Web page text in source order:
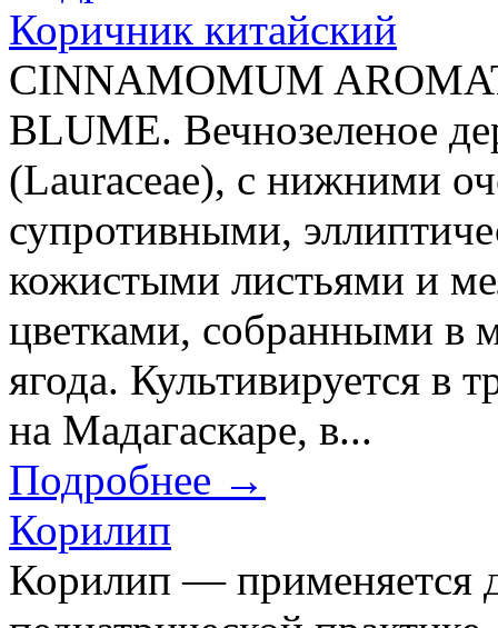
Коричник китайский
CINNAMOMUM
BLUME. Вечнозеленое
(Lauraceae), c нижними
супротивными,
кожистыми листьями и
цветками, собранными в
ягода. Культивируется
на Мадагаскаре, в...
Подробнее →
Корилип
Корилип — применяется